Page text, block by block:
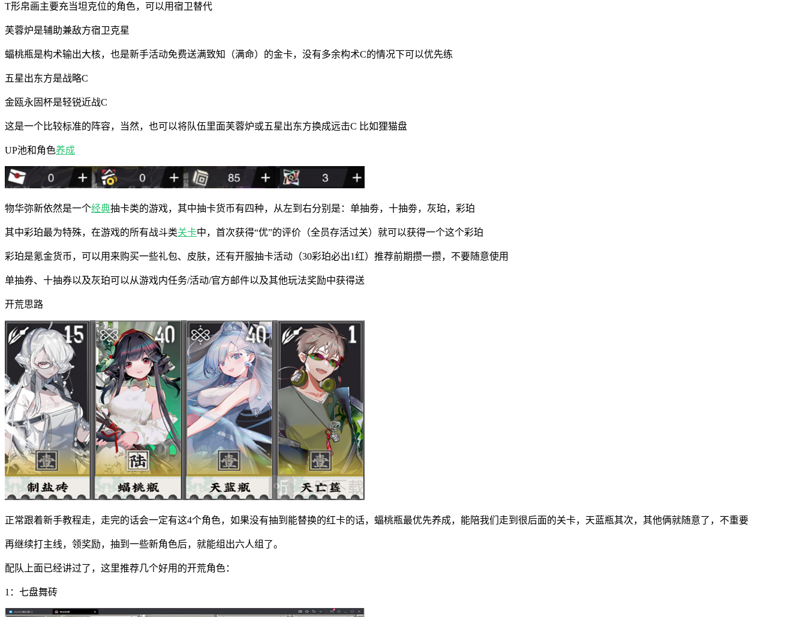
T形帛画主要充当坦克位的角色，可以用宿卫替代
芙蓉炉是辅助兼敌方宿卫克星
蝠桃瓶是构术输出大核，也是新手活动免费送满致知（满命）的金卡，没有多余构术C的情况下可以优先练
五星出东方是战略C
金瓯永固杯是轻锐近战C
这是一个比较标准的阵容，当然，也可以将队伍里面芙蓉炉或五星出东方换成远击C 比如狸猫盘
UP池和角色养成
物华弥新依然是一个经典抽卡类的游戏，其中抽卡货币有四种，从左到右分别是：单抽劵，十抽劵，灰珀，彩珀
其中彩珀最为特殊，在游戏的所有战斗类关卡中，首次获得“优”的评价（全员存活过关）就可以获得一个这个彩珀
彩珀是氪金货币，可以用来购买一些礼包、皮肤，还有开服抽卡活动（30彩珀必出1红）推荐前期攒一攒，不要随意使用
单抽券、十抽券以及灰珀可以从游戏内任务/活动/官方邮件以及其他玩法奖励中获得送
开荒思路
正常跟着新手教程走，走完的话会一定有这4个角色，如果没有抽到能替换的红卡的话，蝠桃瓶最优先养成，能陪我们走到很后面的关卡，天蓝瓶其次，其他俩就随意了，不重要
再继续打主线，领奖励，抽到一些新角色后，就能组出六人组了。
配队上面已经讲过了，这里推荐几个好用的开荒角色：
1：七盘舞砖